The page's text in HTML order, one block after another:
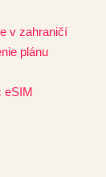
v zahraničí
plánu
eSIM